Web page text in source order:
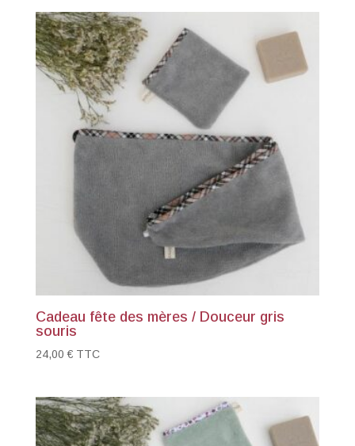
Cadeau fête des mères / Douceur gris
souris
24,00€ TTC